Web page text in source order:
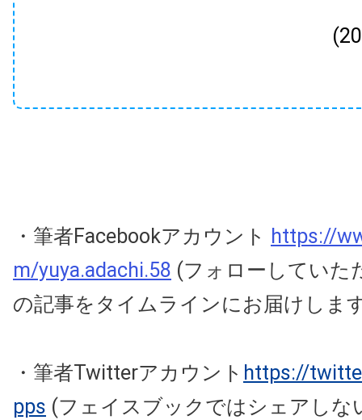
・筆者Facebookアカウント https://
m/yuya.adachi.58 (フォローしていた
の記事をタイムラインにお届けしま
・筆者Twitterアカウント https://
pps (フェイスブックではシェアしな